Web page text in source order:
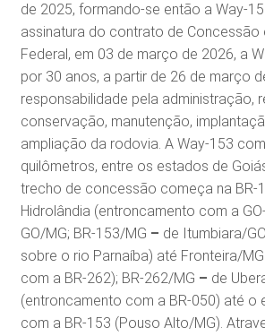
de 2025, formando-se então a Way-
assinatura do contrato de Concessão
Federal, em 03 de março de 2026, a
por 30 anos, a partir de 26 de março
responsabilidade pela administração,
conservação, manutenção,
ampliação da rodovia. A Way-153
quilômetros, entre os estados de
trecho de concessão começa na BR-
Hidrolândia (entroncamento com a
GO/MG; BR-153/MG – de Itumbiara/
sobre o rio Parnaíba) até Fronteira/
com a BR-262); BR-262/MG – de
(entroncamento com a BR-050) até o
com a BR-153 (Pouso Alto/MG).